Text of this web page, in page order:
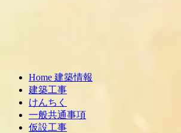
Home 建築情報
建築工事
けんちく
一般共通事項
仮設工事